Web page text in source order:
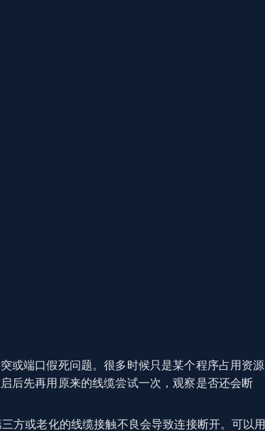
或端口假死问题。很多时候只是某个程序占用资源
后先再用原来的线缆尝试一次，观察是否还会断
方或老化的线缆接触不良会导致连接断开。可以用